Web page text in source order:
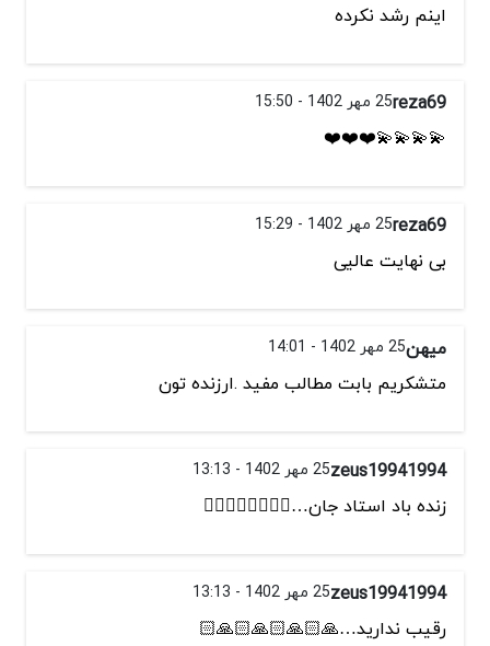
اینم رشد نکرده
reza6925 مهر 1402 - 15:50
💫💫💫💫❤️❤️❤️
reza6925 مهر 1402 - 15:29
بی نهایت عالیی
میهن25 مهر 1402 - 14:01
متشکریم بابت مطالب مفید .ارزنده تون
zeus1994199425 مهر 1402 - 13:13
زنده باد استاد جان…👌🏻👌🏻👌🏻👌🏻
zeus1994199425 مهر 1402 - 13:13
رقیب ندارید…🙏🏻🙏🏻🙏🏻🙏🏻